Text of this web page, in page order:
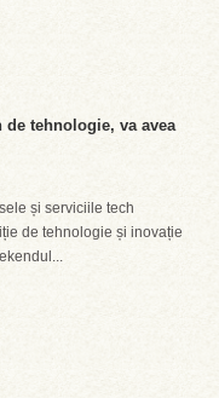
tehnologie, va avea
și serviciile tech
de tehnologie și inovație